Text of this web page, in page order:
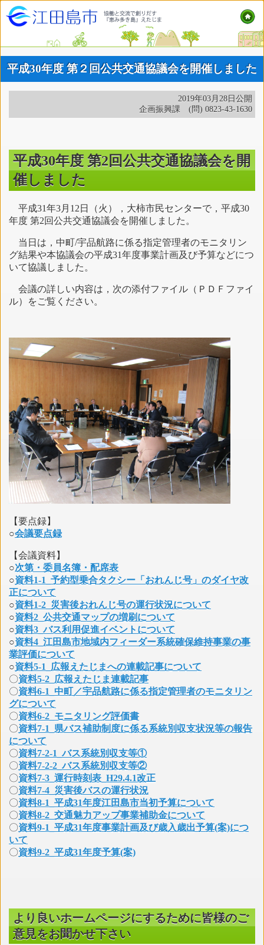
平成30年度 第２回公共交通協議会を開催しました
2019年03月28日公開
企画振興課 (問) 0823-43-1630
平成30年度 第2回公共交通協議会を開
催しました
平成31年3月12 日（火），大柿市民センターで，平成30
年度 第2回公共交通協議会を開催しました。
当日は，中町/宇品航路に係る指定管理者のモニタリン
グ結果や本協議会の平成31年度事業計画及び予算などにつ
いて協議しました。
会議の詳しい内容は，次の添付ファイル（ＰＤＦファイ
ル）をご覧ください。
【要点録】
○会議要点録
【会議資料】
○次第・委員名簿・配席表
○資料1-1_予約型乗合タクシー「おれんじ号」のダイヤ改
正について
○資料1-2_災害後おれんじ号の運行状況について
○資料2_公共交通マップの増刷について
○資料3_バス利用促進イベントについて
○資料4_江田島市地域内フィーダー系統確保維持事業の事
業評価について
○資料5-1_広報えたじまへの連載記事について
〇資料5-2_広報えたじま連載記事
〇資料6-1_中町／宇品航路に係る指定管理者のモニタリン
グについて
〇資料6-2_モニタリング評価書
〇資料7-1_県バス補助制度に係る系統別収支状況等の報告
について
〇資料7-2-1_バス系統別収支等①
〇資料7-2-2_バス系統別収支等②
〇資料7-3_運行時刻表_H29.4.1改正
〇資料7-4_災害後バスの運行状況
〇資料8-1_平成31年度江田島市当初予算について
〇資料8-2_交通魅力アップ事業補助金について
〇資料9-1_平成31年度事業計画及び歳入歳出予算(案)につ
いて
〇資料9-2_平成31年度予算(案)
より良いホームページにするために皆様のご
意見をお聞かせ下さい